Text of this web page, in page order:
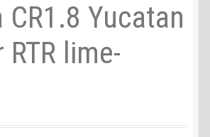
und UmweltYucatan
RTR lime-